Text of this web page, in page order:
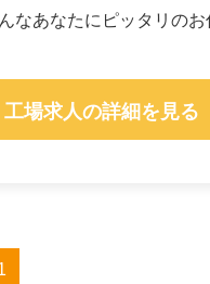
なあなたにピッタリの
工場求人の詳細を見る